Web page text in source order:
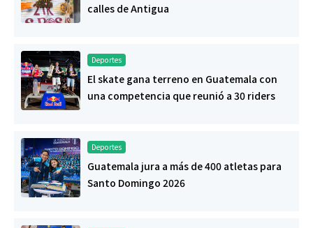
calles de Antigua
Deportes
El skate gana terreno en Guatemala con
una competencia que reunió a 30 riders
Deportes
Guatemala jura a más de 400 atletas para
Santo Domingo 2026